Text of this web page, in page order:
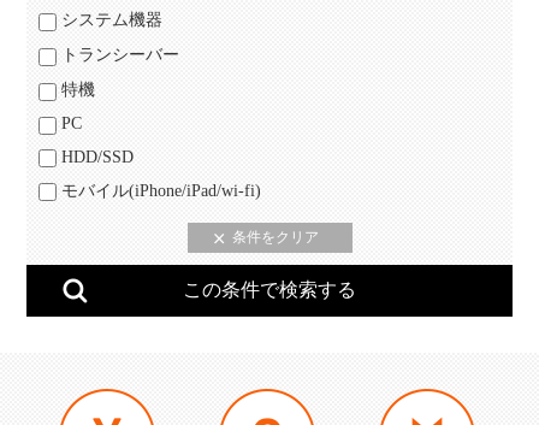
システム機器
トランシーバー
特機
PC
HDD/SSD
モバイル(iPhone/iPad/wi-fi)